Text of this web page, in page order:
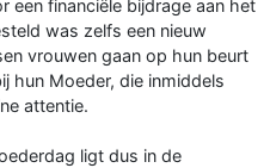
een financiële bijdrage aan het
was zelfs een nieuw
vrouwen gaan op hun beurt
hun Moeder, die inmiddels
attentie.
ligt dus in de